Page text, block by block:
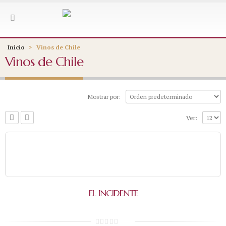
Inicio > Vinos de Chile
Vinos de Chile
Mostrar por:
Ver:
EL INCIDENTE